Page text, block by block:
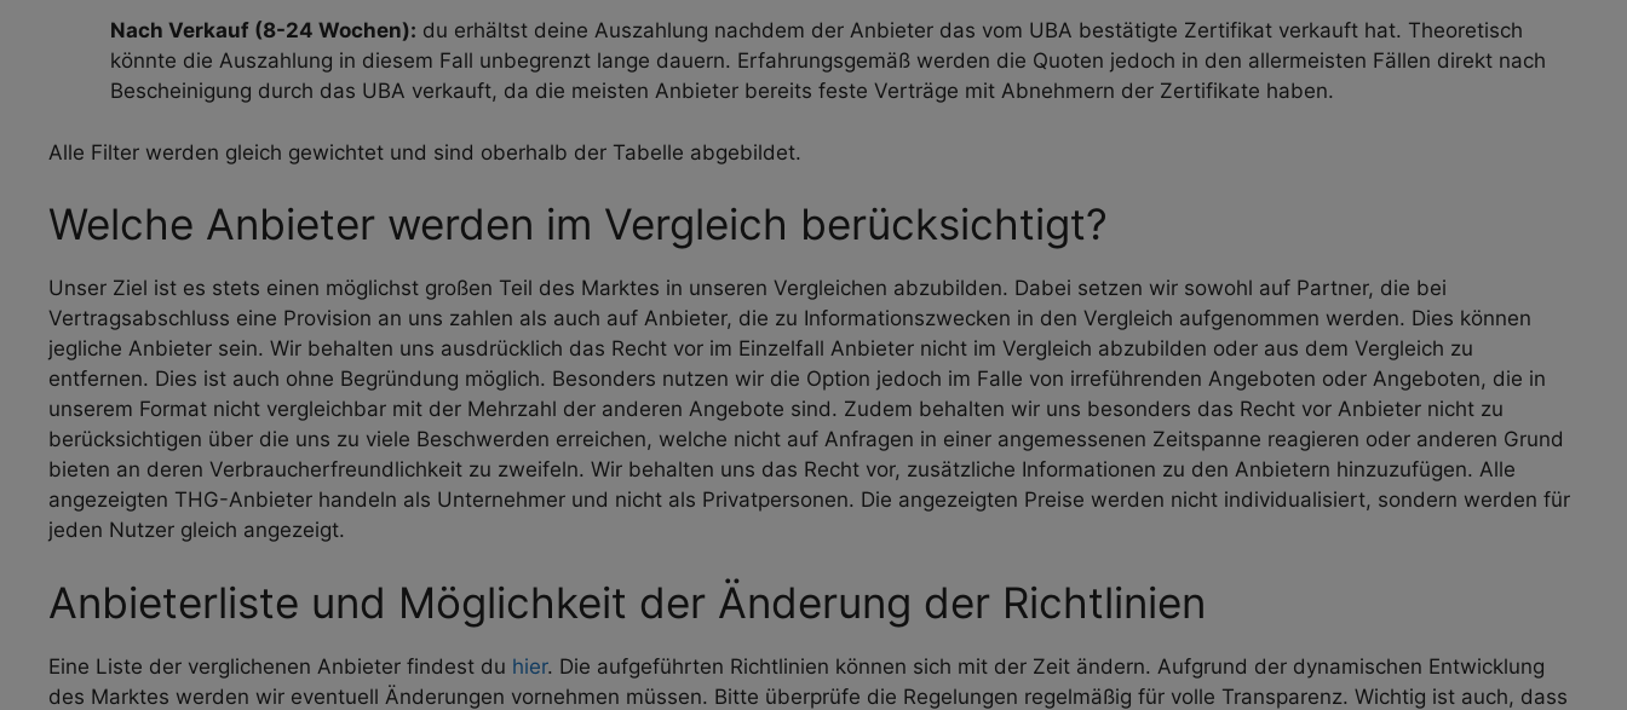
Nach Verkauf (8-24 Wochen): du erhältst deine Auszahlung nachdem der Anbieter das vom UBA bestätigte Zertifikat verkauft hat. Theoretisch
könnte die Auszahlung in diesem Fall unbegrenzt lange dauern. Erfahrungsgemäß werden die Quoten jedoch in den allermeisten Fällen direkt nach
Bescheinigung durch das UBA verkauft, da die meisten Anbieter bereits feste Verträge mit Abnehmern der Zertifikate haben.
Alle Filter werden gleich gewichtet und sind oberhalb der Tabelle abgebildet.
Welche Anbieter werden im Vergleich berücksichtigt?
Unser Ziel ist es stets einen möglichst großen Teil des Marktes in unseren Vergleichen abzubilden. Dabei setzen wir sowohl auf Partner, die bei
Vertragsabschluss eine Provision an uns zahlen als auch auf Anbieter, die zu Informationszwecken in den Vergleich aufgenommen werden. Dies können
jegliche Anbieter sein. Wir behalten uns ausdrücklich das Recht vor im Einzelfall Anbieter nicht im Vergleich abzubilden oder aus dem Vergleich zu
entfernen. Dies ist auch ohne Begründung möglich. Besonders nutzen wir die Option jedoch im Falle von irreführenden Angeboten oder Angeboten, die in
unserem Format nicht vergleichbar mit der Mehrzahl der anderen Angebote sind. Zudem behalten wir uns besonders das Recht vor Anbieter nicht zu
berücksichtigen über die uns zu viele Beschwerden erreichen, welche nicht auf Anfragen in einer angemessenen Zeitspanne reagieren oder anderen Grund
bieten an deren Verbraucherfreundlichkeit zu zweifeln. Wir behalten uns das Recht vor, zusätzliche Informationen zu den Anbietern hinzuzufügen. Alle
angezeigten THG-Anbieter handeln als Unternehmer und nicht als Privatpersonen. Die angezeigten Preise werden nicht individualisiert, sondern werden für
jeden Nutzer gleich angezeigt.
Anbieterliste und Möglichkeit der Änderung der Richtlinien
Eine Liste der verglichenen Anbieter findest du hier. Die aufgeführten Richtlinien können sich mit der Zeit ändern. Aufgrund der dynamischen Entwicklung
des Marktes werden wir eventuell Änderungen vornehmen müssen. Bitte überprüfe die Regelungen regelmäßig für volle Transparenz. Wichtig ist auch, dass